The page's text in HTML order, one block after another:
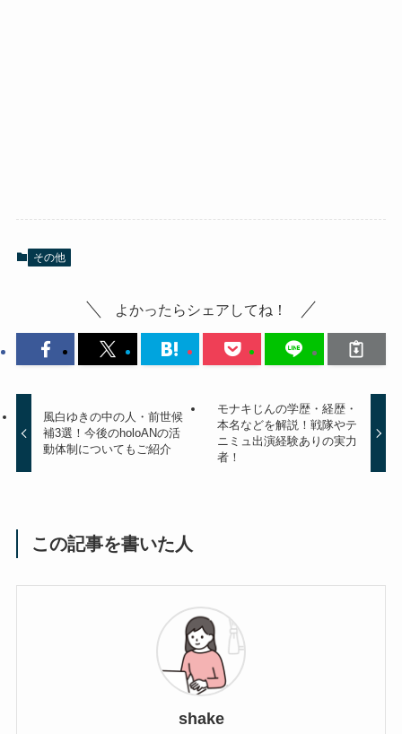
その他
よかったらシェアしてね！
風白ゆきの中の人・前世候
補3選！今後のholoANの活
動体制についてもご紹介
モナキじんの学歴・経歴・
本名などを解説！戦隊やテ
ニミュ出演経験ありの実力
者！
この記事を書いた人
shake